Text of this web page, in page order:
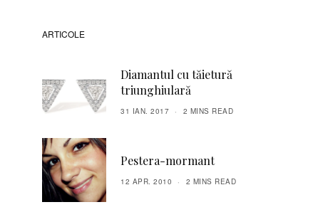
ARTICOLE
Diamantul cu tăietură
triunghiulară
31 IAN. 2017 2 MINS READ
Pestera-mormant
12 APR. 2010 2 MINS READ